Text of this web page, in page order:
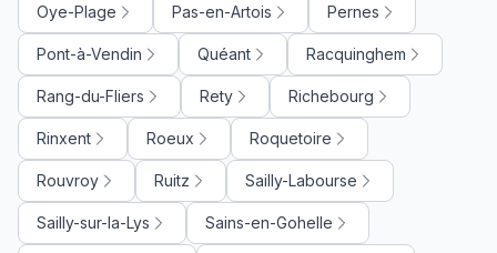
Oye-Plage Pas-en-Artois Pernes
Pont-à-Vendin Quéant Racquinghem
Rang-du-Fliers Rety Richebourg
Rinxent Roeux Roquetoire
Rouvroy Ruitz Sailly-Labourse
Sailly-sur-la-Lys Sains-en-Gohelle